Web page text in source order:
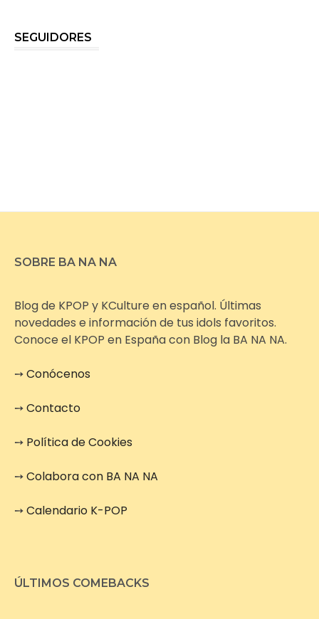
SEGUIDORES
SOBRE BA NA NA
Blog de KPOP y KCulture en español. Últimas
novedades e información de tus idols favoritos.
Conoce el KPOP en España con Blog la BA NA NA.
➙Conócenos
➙Contacto
➙ Política de Cookies
➙Colabora con BA NA NA
➙Calendario K-POP
ÚLTIMOS COMEBACKS